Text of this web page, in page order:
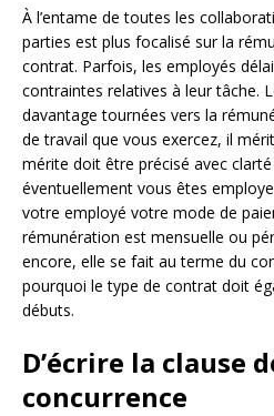
À l’entame de toutes les
parties est plus focalisé sur la
contrat. Parfois, les employés
contraintes relatives à leur tâche.
davantage tournées vers la
de travail que vous exercez, il
mérite doit être précisé avec
éventuellement vous êtes
votre employé votre mode de
rémunération est mensuelle ou
encore, elle se fait au terme du
pourquoi le type de contrat doit
débuts.
D’écrire la clause
concurrence